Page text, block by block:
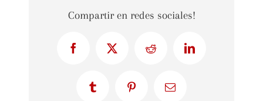
Compartir en redes sociales!
FacebookX Reddit LinkedIn
Tumblr PinterestCorreo